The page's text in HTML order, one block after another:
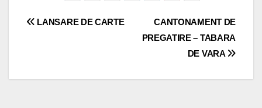
Navigare
articole
CANTONAMENT DE
PREGATIRE – TABARA
DE VARA
LANSARE DE CARTE